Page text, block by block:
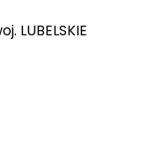
LUBELSKIE